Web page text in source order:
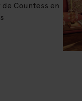
Countess en